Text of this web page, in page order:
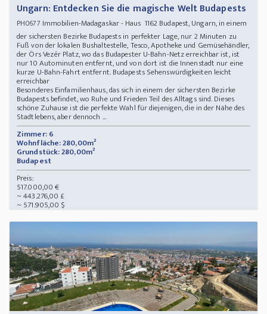
Ungarn: Entdecken Sie die magische Welt Budapests
PH0677 Immobilien-Madagaskar - Haus 1162 Budapest, Ungarn, in einem
der sichersten Bezirke Budapests in perfekter Lage, nur 2 Minuten zu
Fuß von der lokalen Bushaltestelle, Tesco, Apotheke und Gemüsehändler,
der Örs Vezér Platz, wo das Budapester U-Bahn-Netz erreichbar ist, ist
nur 10 Autominuten entfernt, und von dort ist die Innenstadt nur eine
kurze U-Bahn-Fahrt entfernt. Budapests Sehenswürdigkeiten leicht
erreichbar
Besonderes Einfamilienhaus, das sich in einem der sichersten Bezirke
Budapests befindet, wo Ruhe und Frieden Teil des Alltags sind. Dieses
schöne Zuhause ist die perfekte Wahl für diejenigen, die in der Nähe des
Stadtlebens, aber dennoch ...
Zimmer: 6
Wohnfläche: 280,00m²
Grundstück: 280,00m²
Budapest
Preis:
517.000,00 €
~ 443.276,00 £
~ 571.905,00 $